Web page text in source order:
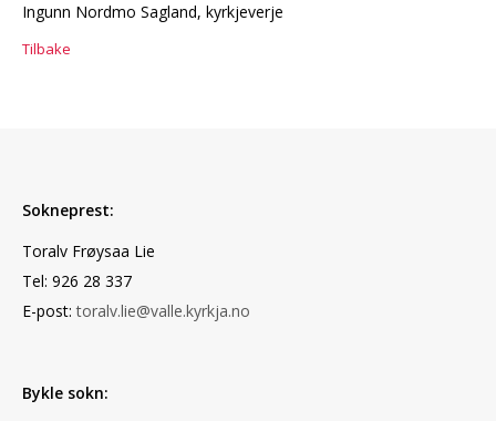
Ingunn Nordmo Sagland, kyrkjeverje
Tilbake
Sokneprest:
Toralv Frøysaa Lie
Tel: 926 28 337
E-post:toralv.lie@valle.kyrkja.no
Bykle sokn: